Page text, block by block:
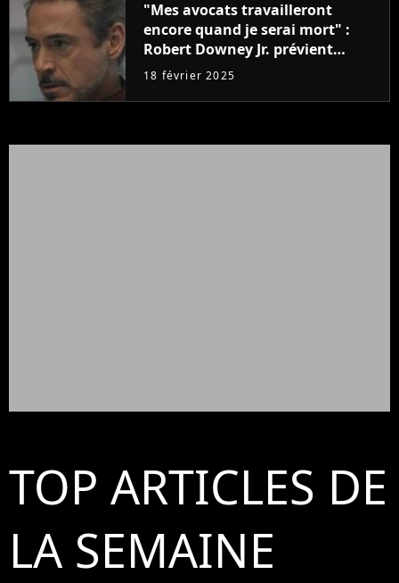
"Mes avocats travailleront
encore quand je serai mort" :
Robert Downey Jr. prévient
Marvel, et tout le monde, qu'il ne
18 février 2025
TOP ARTICLES DE
LA SEMAINE